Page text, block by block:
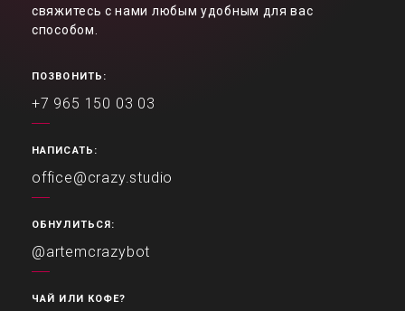
свяжитесь с нами любым удобным для вас
способом.
ПОЗВОНИТЬ:
+7 965 150 03 03
НАПИСАТЬ:
office@crazy.studio
ОБНУЛИТЬСЯ:
@artemcrazybot
ЧАЙ ИЛИ КОФЕ?